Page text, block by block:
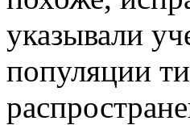
указывали
популяции